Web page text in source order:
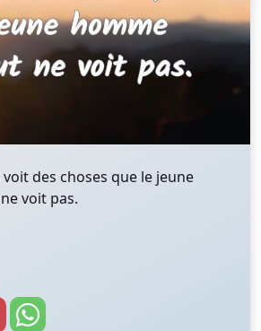
des choses que le jeune
voit pas.